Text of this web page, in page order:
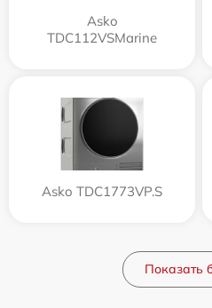
Asko
TDC112VSMarine
Asko TDC1773VP.S
Показать